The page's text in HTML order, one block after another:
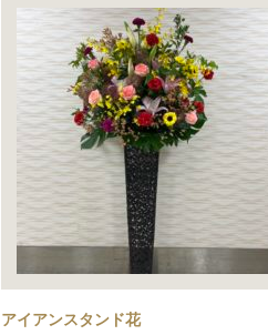
アイアンスタンド花